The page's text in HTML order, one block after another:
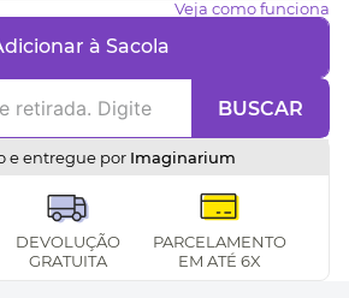
Veja como funciona
à Sacola
BUSCAR
e entregue por Imaginarium
DEVOLUÇÃO
GRATUITA
PARCELAMENTO
EM ATÉ 6X